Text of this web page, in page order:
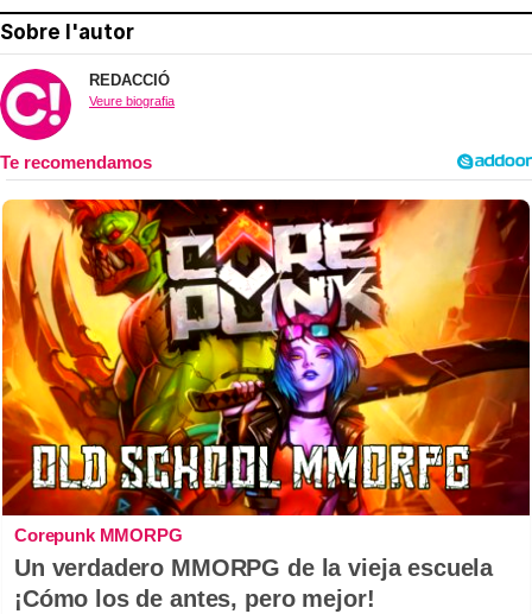
Sobre l'autor
REDACCIÓ
Veure biografia
Corepunk MMORPG
Un verdadero MMORPG de la vieja escuela
¡Cómo los de antes, pero mejor!